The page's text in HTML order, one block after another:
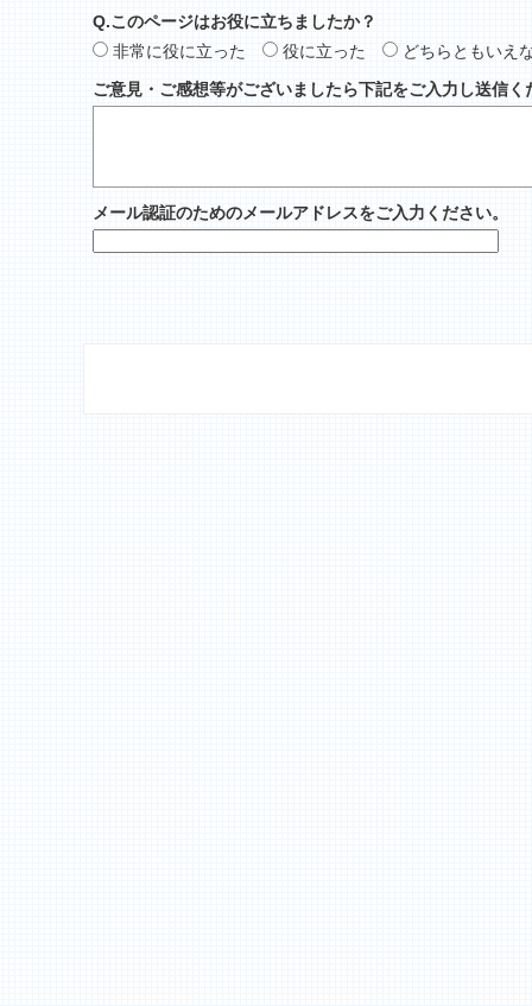
Q.このページはお役に立ちましたか？
非常に役に立った
役に立った
どちらともいえ
ご意見・ご感想等がございましたら下記をご入力し送信く
メール認証のためのメールアドレスをご入力ください。